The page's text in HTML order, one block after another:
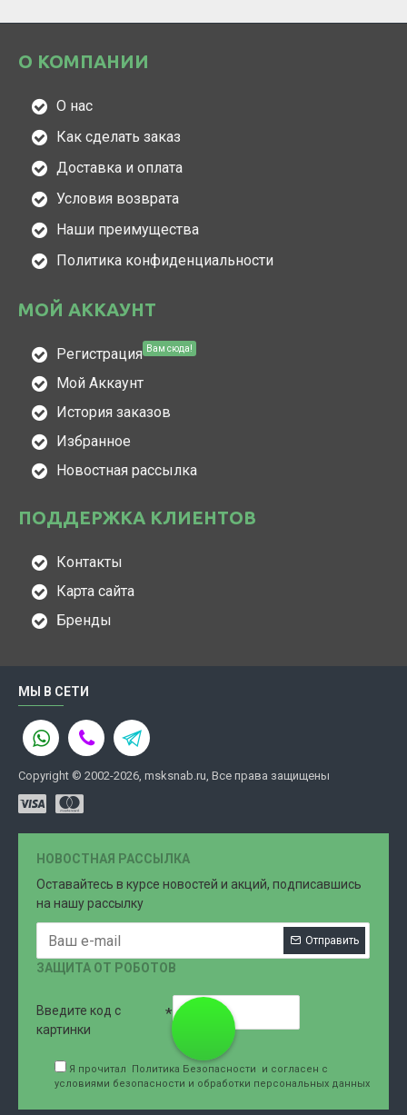
О КОМПАНИИ
О нас
Как сделать заказ
Доставка и оплата
Условия возврата
Наши преимущества
Политика конфиденциальности
МОЙ АККАУНТ
Регистрация Вам сюда!
Мой Аккаунт
История заказов
Избранное
Новостная рассылка
ПОДДЕРЖКА КЛИЕНТОВ
Контакты
Карта сайта
Бренды
МЫ В СЕТИ
Copyright © 2002-2026, msksnab.ru, Все права защищены
НОВОСТНАЯ РАССЫЛКА
Оставайтесь в курсе новостей и акций, подписавшись
на нашу рассылку
Отправить
ЗАЩИТА ОТ РОБОТОВ
Введите код с
картинки
Я прочитал Политика Безопасности
и согласен с
условиями безопасности и обработки персональных данных
707-76-